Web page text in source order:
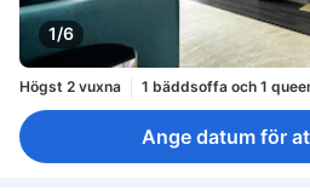
1/6
Högst 2 vuxna 1 bäddsoffa och 1
Ange datum för